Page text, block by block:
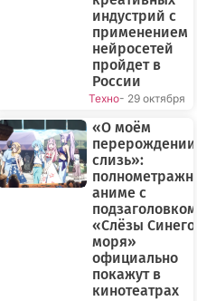
индустрий с
применением
нейросетей
пройдет в
России
Техно- 29 октября
«О моём
слизь»:
аниме с
подзаголовком
«Слёзы Синего
моря»
официально
покажут в
кинотеатрах